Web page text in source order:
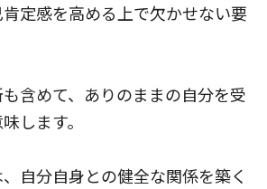
定感を高める上で欠かせない要
含めて、ありのままの自分を受
します。
自分自身との健全な関係を築く